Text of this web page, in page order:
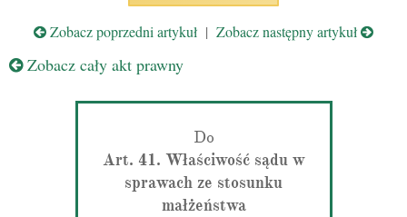
Zobacz poprzedni artykuł | Zobacz następny artykuł
Zobacz cały akt prawny
Do
Art. 41. Właściwość sądu w
sprawach ze stosunku
małżeństwa